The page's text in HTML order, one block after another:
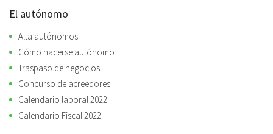
El autónomo
Alta autónomos
Cómo hacerse autónomo
Traspaso de negocios
Concurso de acreedores
Calendario laboral 2022
Calendario Fiscal 2022